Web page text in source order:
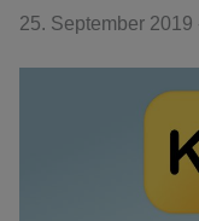
25. September 2019